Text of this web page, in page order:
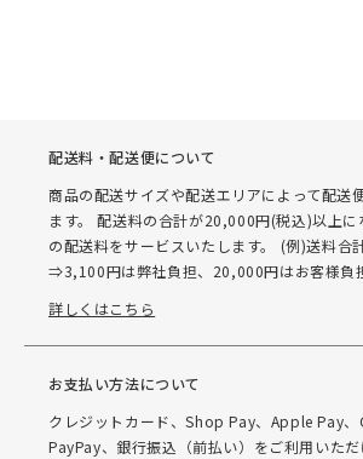
配送料・配送便について
商品の配送サイズや配送エリアによって配送
ます。 配送料の合計が20,000円(税込)以上に
の配送料をサービスいたします。 (例)送料合
⇒3,100円は弊社負担、20,000円はお客様負
詳しくはこちら
お支払い方法について
クレジットカード、Shop Pay、Apple Pay、
PayPay、銀行振込（前払い）をご利用いた